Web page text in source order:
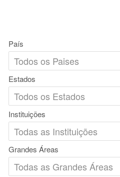
País
Estados
Instituições
Grandes Áreas